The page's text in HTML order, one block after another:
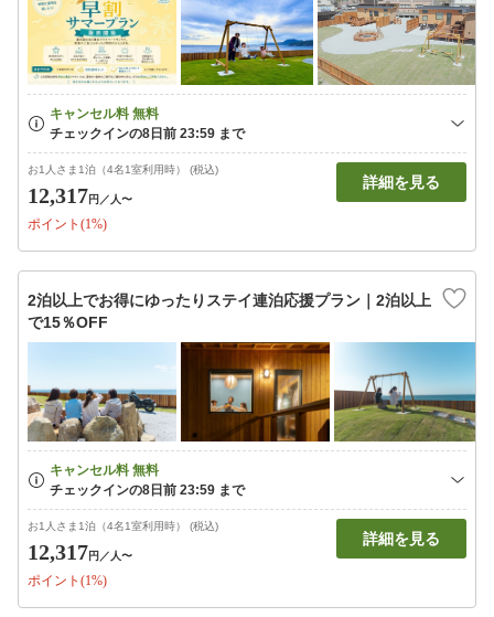
お1人さま1泊（4名1室利用時） (税込)
12,317円 ／人〜
ポイント(1%)
詳細を見る
2泊以上でお得にゆったりステイ連泊応援プラン｜2泊以上
で15％OFF
お1人さま1泊（4名1室利用時） (税込)
12,317円 ／人〜
ポイント(1%)
詳細を見る